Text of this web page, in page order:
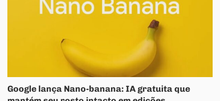
Google lança Nano-banana: IA gratuita que